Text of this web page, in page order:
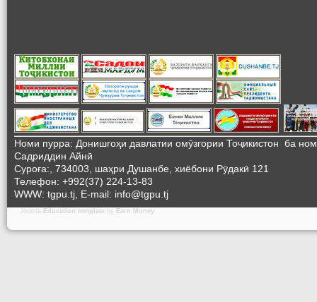
Номи пурра: Донишгоҳи давлатии омӯзгории Тоҷикистон ба
Садриддин Айнӣ
Суроға:, 734003, шаҳри Душанбе, хиёбони Рӯдакӣ 121
Телефон: +992(37) 224-13-83
WWW: tgpu.tj, E-mail: info@tgpu.tj
Joomla Education template by Earn Money